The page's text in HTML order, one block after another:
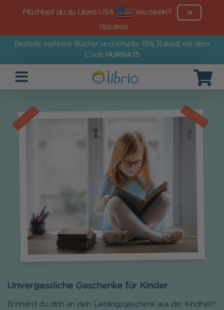
Möchtest du zu Librio USA wechseln? Ja
Nein danke
Bestelle mehrere Bücher und erhalte 15% Rabatt mit dem
Code HURRA15
Unvergessliche Geschenke für Kinder
Erinnerst du dich an dein Lieblingsgeschenk aus der Kindheit?